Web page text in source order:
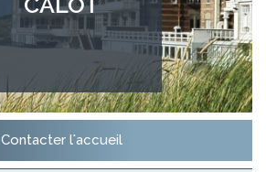
Contacter l'accueil